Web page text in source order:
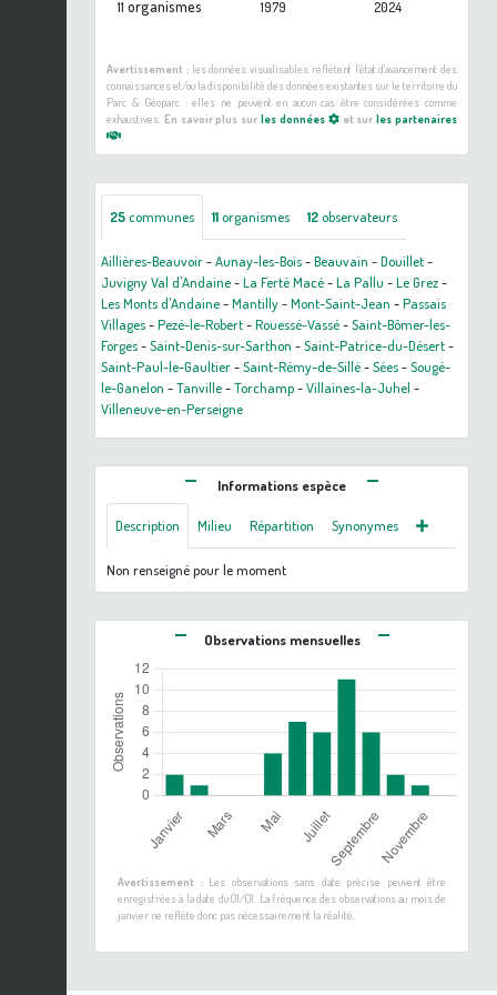
11 organismes 1979 2024
Avertissement :les données visualisables reflètent l'état d'avancement des
connaissances et/ou la disponibilité des données existantes sur le territoire du
Parc & Géoparc : elles ne peuvent en aucun cas être considérées comme
exhaustives. En savoir plus sur les données et surles partenaires
25communes 11organismes 12observateurs
Aillières-Beauvoir-Aunay-les-Bois-Beauvain -Douillet-
Juvigny Val d'Andaine-La Ferté Macé-La Pallu -Le Grez-
Les Monts d'Andaine-Mantilly-Mont-Saint-Jean -Passais
Villages-Pezé-le-Robert-Rouessé-Vassé-Saint-Bômer-les-
Forges-Saint-Denis-sur-Sarthon -Saint-Patrice-du-Désert-
Saint-Paul-le-Gaultier-Saint-Rémy-de-Sillé-Sées-Sougé-
le-Ganelon -Tanville-Torchamp-Villaines-la-Juhel -
Villeneuve-en-Perseigne
Informations espèce
Description Milieu Répartition Synonymes
Non renseigné pour le moment
Observations mensuelles
Avertissement :Les observations sans date précise peuvent être
enregistrées à la date du 01/01. La fréquence des observations au mois de
janvier ne reflète donc pas nécessairement la réalité.